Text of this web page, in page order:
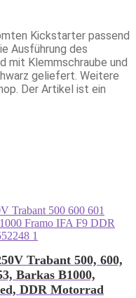
Kickstarter passend
Ausführung des
mit Klemmschraube und
geliefert. Weitere
Der Artikel ist ein
Trabant 500, 600,
Barkas B1000,
DDR Motorrad